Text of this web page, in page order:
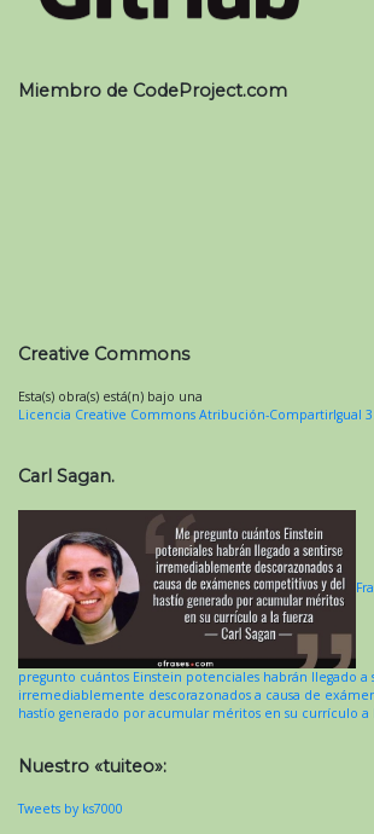
Miembro de CodeProject.com
Creative Commons
Esta(s) obra(s) está(n) bajo una
Licencia Creative Commons Atribución-CompartirIgual
Carl Sagan.
pregunto cuántos Einstein potenciales habrán llegado a
irremediablemente descorazonados a causa de
hastío generado por acumular méritos en su currículo a
Nuestro «tuiteo»:
Tweets by ks7000